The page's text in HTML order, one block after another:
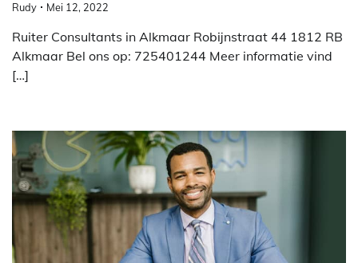
Rudy Mei 12, 2022
Ruiter Consultants in Alkmaar Robijnstraat 44 1812 RB
Alkmaar Bel ons op: 725401244 Meer informatie vind
[…]